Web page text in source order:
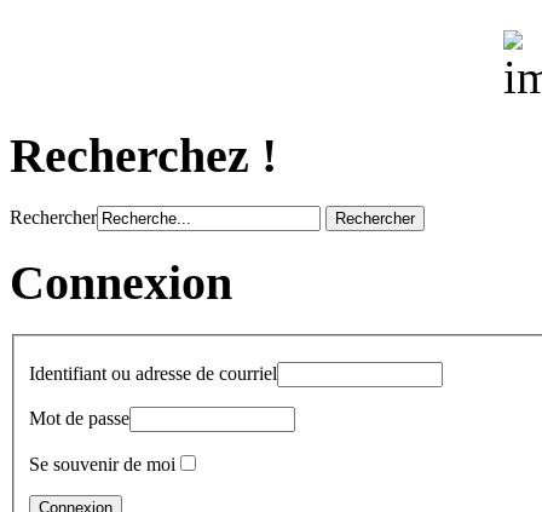
Recherchez !
Rechercher
Connexion
Identifiant ou adresse de courriel
Mot de passe
Se souvenir de moi